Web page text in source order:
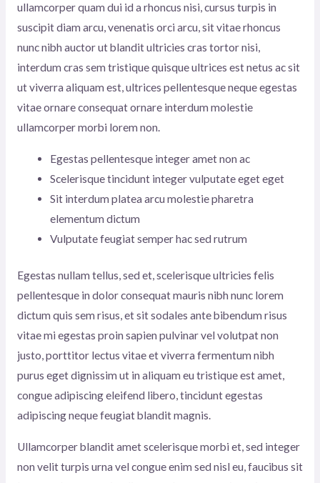
ullamcorper quam dui id a rhoncus nisi, cursus turpis in
suscipit diam arcu, venenatis orci arcu, sit vitae rhoncus
nunc nibh auctor ut blandit ultricies cras tortor nisi,
interdum cras sem tristique quisque ultrices est netus ac sit
ut viverra aliquam est, ultrices pellentesque neque egestas
vitae ornare consequat ornare interdum molestie
ullamcorper morbi lorem non.
Egestas pellentesque integer amet non ac
Scelerisque tincidunt integer vulputate eget eget
Sit interdum platea arcu molestie pharetra
elementum dictum
Vulputate feugiat semper hac sed rutrum
Egestas nullam tellus, sed et, scelerisque ultricies felis
pellentesque in dolor consequat mauris nibh nunc lorem
dictum quis sem risus, et sit sodales ante bibendum risus
vitae mi egestas proin sapien pulvinar vel volutpat non
justo, porttitor lectus vitae et viverra fermentum nibh
purus eget dignissim ut in aliquam eu tristique est amet,
congue adipiscing eleifend libero, tincidunt egestas
adipiscing neque feugiat blandit magnis.
Ullamcorper blandit amet scelerisque morbi et, sed integer
non velit turpis urna vel congue enim sed nisl eu, faucibus sit